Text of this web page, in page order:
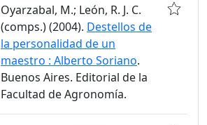
Oyarzabal, M.; León, R. J. C.
(comps.) (2004). Destellos de
la personalidad de un
maestro : Alberto Soriano.
Buenos Aires. Editorial de la
Facultad de Agronomía.